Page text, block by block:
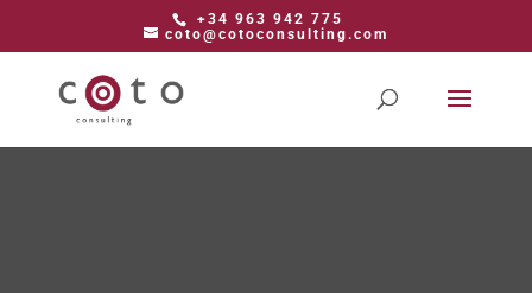
+34 963 942 775
coto@cotoconsulting.com